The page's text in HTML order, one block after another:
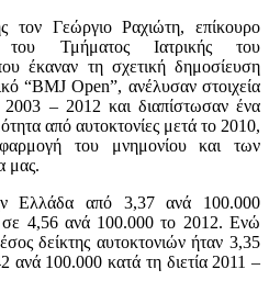
τον Γεώργιο Ραχιώτη, επίκουρο
του Τμήματος Ιατρικής του
έκαναν τη σχετική δημοσίευση
“BMJ Open”, ανέλυσαν στοιχεία
2003 – 2012 και διαπίστωσαν ένα
από αυτοκτονίες μετά το 2010,
του μνημονίου και των
μας.
Ελλάδα από 3,37 ανά 100.000
σε 4,56 ανά 100.000 το 2012. Ενώ
δείκτης αυτοκτονιών ήταν 3,35
100.000 κατά τη διετία 2011 –